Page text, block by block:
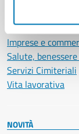
Giustizia e
Imprese e
Salute,
Servizi Cimiteriali
Vita lavorativa
NOVITÀ